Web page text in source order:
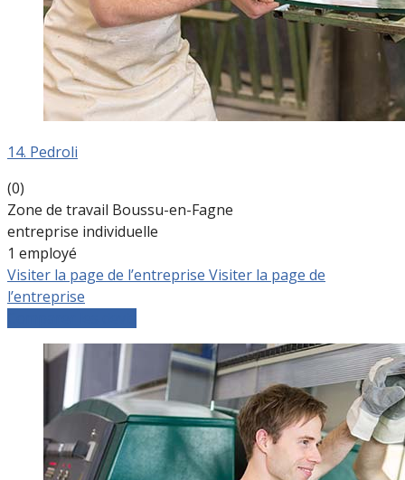
14. Pedroli
(0)
Zone de travail Boussu-en-Fagne
entreprise individuelle
1 employé
Visiter la page de l’entreprise Visiter la page de
l’entreprise